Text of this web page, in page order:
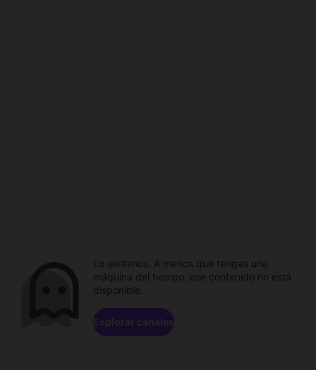
Lo sentimos. A menos que tengas una
máquina del tiempo, ese contenido no está
disponible.
Explorar canales